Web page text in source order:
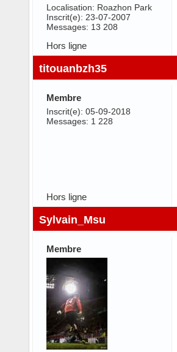
Localisation: Roazhon Park
Inscrit(e): 23-07-2007
Messages: 13 208
Hors ligne
titouanbzh35
Membre
Inscrit(e): 05-09-2018
Messages: 1 228
Hors ligne
Sylvain_Msu
Membre